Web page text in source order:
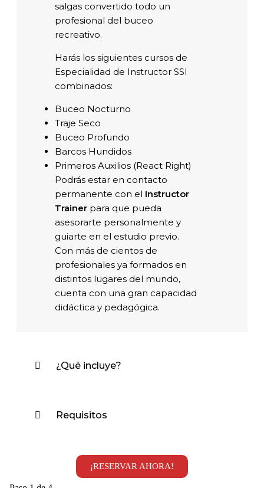
salgas convertido todo un
profesional del buceo
recreativo.
Harás los siguientes cursos de
Especialidad de Instructor SSI
combinados:
Buceo Nocturno
Traje Seco
Buceo Profundo
Barcos Hundidos
Primeros Auxilios (React Right)
Podrás estar en contacto
permanente con el Instructor
Trainer para que pueda
asesorarte personalmente y
guiarte en el estudio previo.
Con más de cientos de
profesionales ya formados en
distintos lugares del mundo,
cuenta con una gran capacidad
didáctica y pedagógica.
¿Qué incluye?
Requisitos
¡RESERVAR AHORA!